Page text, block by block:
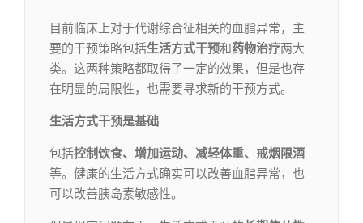
目前临床上对于代谢综合征相关的血脂异常，主
要的干预策略包括生活方式干预和药物治疗两大
类。这两种策略都取得了一定的效果，但是也存
在明显的局限性，也需要寻求新的干预方式。
生活方式干预是基础
包括控制饮食、增加运动、减轻体重、戒烟限酒
等。健康的生活方式确实可以改善血脂异常，也
可以改善胰岛素敏感性。